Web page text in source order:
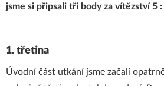
jsme si připsali tři body za vítězství 5 :
1. třetina
Úvodní část utkání jsme začali